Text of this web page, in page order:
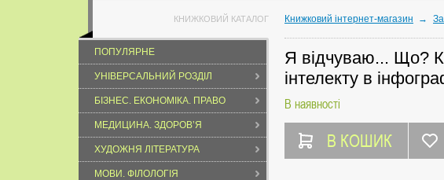
КНИЖКОВИЙ КАТАЛОГ
ПОПУЛЯРНЕ
УНІВЕРСАЛЬНИЙ РОЗДІЛ
БІЗНЕС. ЕКОНОМІКА. ПРАВО
МЕДИЦИНА. ЗДОРОВ’Я
ХУДОЖНЯ ЛІТЕРАТУРА
МОВИ. ФІЛОЛОГІЯ
Книжковий інтернет-магазин →
Я відчуваю... Що?
інтелекту в
В наявності
В КОШИК